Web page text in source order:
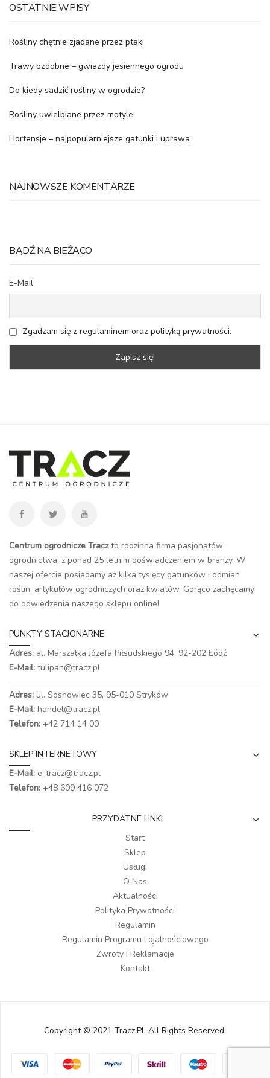
OSTATNIE WPISY
Rośliny chętnie zjadane przez ptaki
Trawy ozdobne – gwiazdy jesiennego ogrodu
Do kiedy sadzić rośliny w ogrodzie?
Rośliny uwielbiane przez motyle
Hortensje – najpopularniejsze gatunki i uprawa
NAJNOWSZE KOMENTARZE
BĄDŹ NA BIEŻĄCO
E-Mail
Zgadzam się z regulaminem oraz polityką prywatności.
Centrum ogrodnicze Traczto rodzinna firma pasjonatów
ogrodnictwa, z ponad 25 letnim doświadczeniem w branży. W
naszej ofercie posiadamy aż kilka tysięcy gatunków i odmian
roślin, artykułów ogrodniczych oraz kwiatów. Gorąco zachęcamy
do odwiedzenia naszego sklepu online!
PUNKTY STACJONARNE
Adres: al. Marszałka Józefa Piłsudskiego 94, 92-202 Łódź
E-Mail: tulipan@tracz.pl
Adres: ul. Sosnowiec 35, 95-010 Stryków
E-Mail: handel@tracz.pl
Telefon: +42 714 14 00
SKLEP INTERNETOWY
E-Mail: e-tracz@tracz.pl
Telefon: +48 609 416 072
PRZYDATNE LINKI
Start
Sklep
Usługi
O Nas
Aktualności
Polityka Prywatności
Regulamin
Regulamin Programu Lojalnościowego
Zwroty I Reklamacje
Kontakt
Copyright © 2021 Tracz.pl. All Rights Reserved.